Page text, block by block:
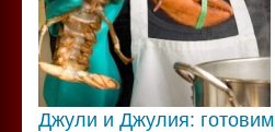
Джули и Джулия: готовим